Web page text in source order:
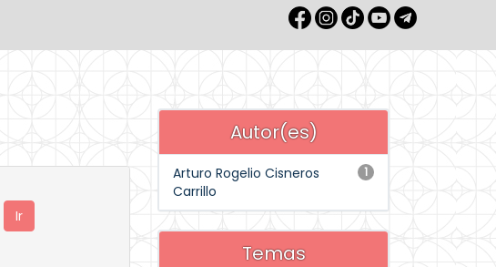
Autor(es)
1
Arturo Rogelio Cisneros
Carrillo
Temas